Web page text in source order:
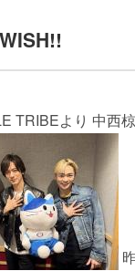
TRIBEより 中西